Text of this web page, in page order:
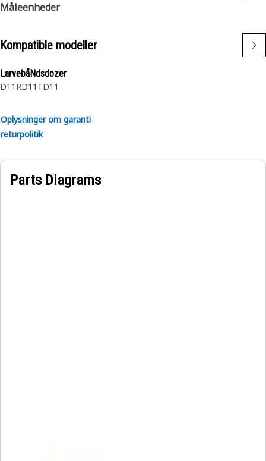
Måleenheder
Kompatible modeller
LarvebåNdsdozer
D11RD11TD11
Oplysninger om garanti
returpolitik
Parts Diagrams